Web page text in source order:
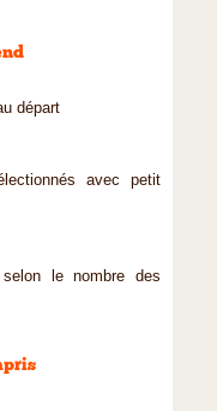
départ
avec petit
le nombre des